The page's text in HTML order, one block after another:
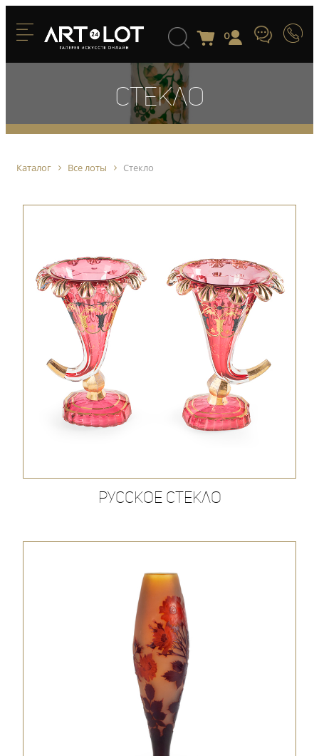
0
Стекло
Каталог Все лоты Стекло
Русское стекло